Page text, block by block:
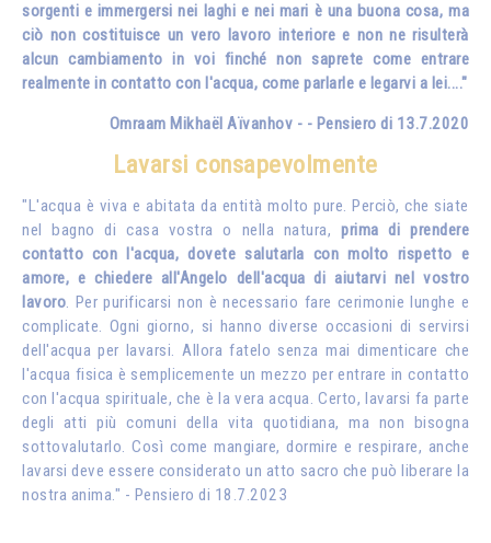
sorgenti e immergersi nei laghi e nei mari è una buona cosa, ma
ciò non costituisce un vero lavoro interiore e non ne risulterà
alcun cambiamento in voi finché non saprete come entrare
realmente in contatto con l'acqua, come parlarle e legarvi a lei...."
Omraam Mikhaël Aïvanhov - - Pensiero di 13.7.2020
Lavarsi consapevolmente
"L'acqua è viva e abitata da entità molto pure. Perciò, che siate
nel bagno di casa vostra o nella natura,prima di prendere
contatto con l'acqua, dovete salutarla con molto rispetto e
amore, e chiedere all'Angelo dell'acqua di aiutarvi nel vostro
lavoro. Per purificarsi non è necessario fare cerimonie lunghe e
complicate. Ogni giorno, si hanno diverse occasioni di servirsi
dell'acqua per lavarsi. Allora fatelo senza mai dimenticare che
l'acqua fisica è semplicemente un mezzo per entrare in contatto
con l'acqua spirituale, che è la vera acqua. Certo, lavarsi fa parte
degli atti più comuni della vita quotidiana, ma non bisogna
sottovalutarlo. Così come mangiare, dormire e respirare, anche
lavarsi deve essere considerato un atto sacro che può liberare la
nostra anima." - Pensiero di 18.7.2023